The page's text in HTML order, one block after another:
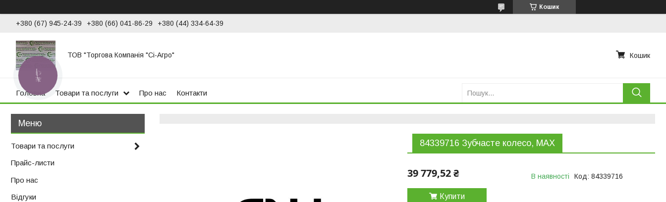
Кошик
+380 (67) 945-24-39 +380 (66) 041-86-29 +380 (44) 334-64-39
ТОВ "Торгова Компанія "Сі-Агро" Кошик
Головна Товари та послуги Про нас Контакти
84339716 Зубчасте колесо, MAX
39 779,52 ₴ В наявності Код: 84339716
Купити
Товари та послуги
Прайс-листи
Про нас
Відгуки
КНОПКА
ЗВ'ЯЗКУ